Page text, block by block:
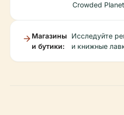
Crowded
Магазины
и бутики:
Исследуйте
и книжные